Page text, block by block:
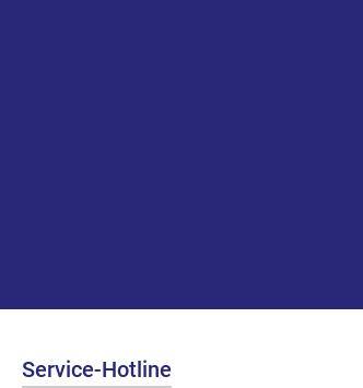
Service-Hotline